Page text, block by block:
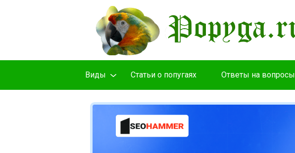
Виды Cтатьи о попугаях Ответы на вопросы